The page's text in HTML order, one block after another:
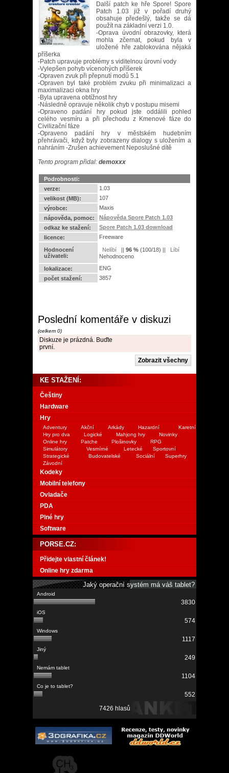
Další patch ke hře Spore! Spore
Patch 1.03 již v pořadí druhý
obsahuje předešlý, takže se dá
použít na základní verzi 1.0.
-Oprava úvodní obrazovky, která
mohla zčernat, pokud byla v
uložené hře zablokována nějaká
příšerka
-Patch upravuje problémy s viditelnou úrovní vody
-Vylepšen pohyb vícenohých příšerek
-Opraven zvuk při přepnutí modů 5.1
-Opraven byl také problém zvuku při minimalizaci a
maximalizaci okna hry
-Byla upravena obtížnost hry
-Následně opravuje několik chyb v postupu misemi
-Opraveno padání hry pokud jste oddálili pohled
celého vesmíru a při přechodu z Kmenové fáze do
Civilizační fáze
-Opraveno padání hry v městském hudebním
přehrávači, když byly zobrazeny dialogy s uložením a
nahráním -Zrušen achievement Neposlušné dítě
Tento program přidal: demoxxx
Podrobnosti:
verze:
1.03
velikost (MB):
107
výrobce:
Maxis
nápověda, pomoc:
Nápověda Spore Patch 1.03
odkaz ke stažení:
Spore Patch 1.03 download
licence:
Freeware
Hodnocení
uživateli:
|| 96 % (100/18) ||
Nehodnoceno
lokalizace:
ENG
počet stažení:
3857
Poslední komentáře v diskuzi
(celkem 0)
Diskuze je prázdná. Buďte
první.
KE STAŽENÍ:
Češtiny
Hardware
Hry
Adventury Akční Arkády Hazardní
Karetní
Hry pro dva
Logické Mahjong hry
Novinky
Online hry
Patche Plošinovky
RPG
Simulátory
Vesmírné Letecké
Sportovní
Strategické
Budovatelské Sociální
Superhry
Závodní
Kodeky
Mobilní telefony
Ovladače
PDA
Plné hry
Software
PORSE.CZ:
Přidejte vlastní článek!
Online hry zdarma
Jaký operační systém má váš tablet?
3830
574
1117
249
1104
552
7426 hlasů